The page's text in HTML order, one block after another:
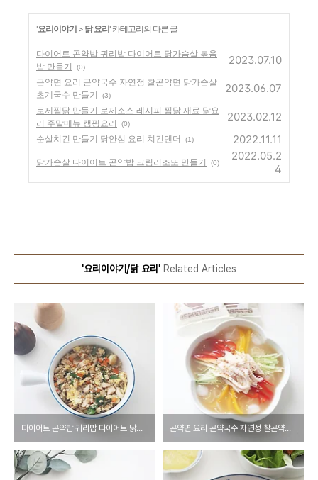
'요리이야기 > 닭 요리' 카테고리의 다른 글
다이어트 곤약밥 귀리밥 다이어트 닭가슴살 볶음
밥 만들기
(0)
2023.07.10
곤약면 요리 곤약국수 자연정 찰곤약면 닭가슴살
초계국수 만들기
(3)
2023.06.07
로제찜닭 만들기 로제소스 레시피 찜닭 재료 닭요
리 주말메뉴 캠핑요리
(0)
2023.02.12
순살치킨 만들기 닭안심 요리 치킨텐더 (1) 2022.11.11
닭가슴살 다이어트 곤약밥 크림리조또 만들기 (0)
2022.05.2
4
'요리이야기/닭 요리' Related Articles
다이어트 곤약밥 귀리밥 다이어트 닭가슴살 볶음밥 만들기 곤약면 요리 곤약국수 자연정 찰곤약면 닭가슴살 초계국수 만들기